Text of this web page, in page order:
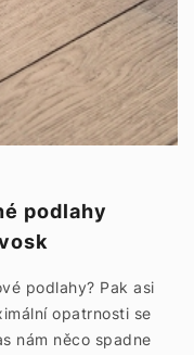
podlahy
podlahy? Pak asi
opatrnosti se
nám něco spadne